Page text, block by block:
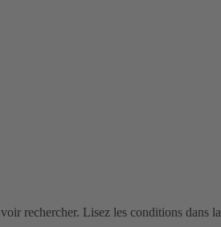
rechercher. Lisez les conditions dans la